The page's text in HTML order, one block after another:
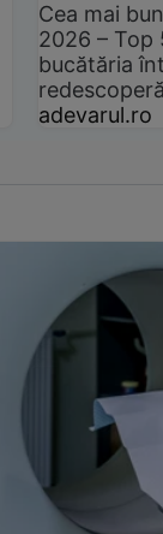
Cea mai
2026 –
bucătăria
adevarul.ro